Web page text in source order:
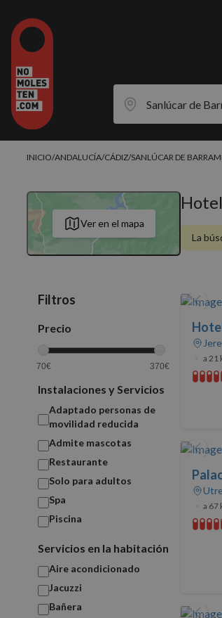
INICIO/ANDALUCÍA/CÁDIZ/SANLÚCAR DE
Ver en el mapa
Filtros
Precio
70€ 370€
Instalaciones y Servicios
Adaptado personas de
movilidad reducida
Admite mascotas
Restaurante
Solo para adultos
Spa
Piscina
Servicios en la habitación
Aire acondicionado
Jacuzzi
Bañera
La
a 21
a 67